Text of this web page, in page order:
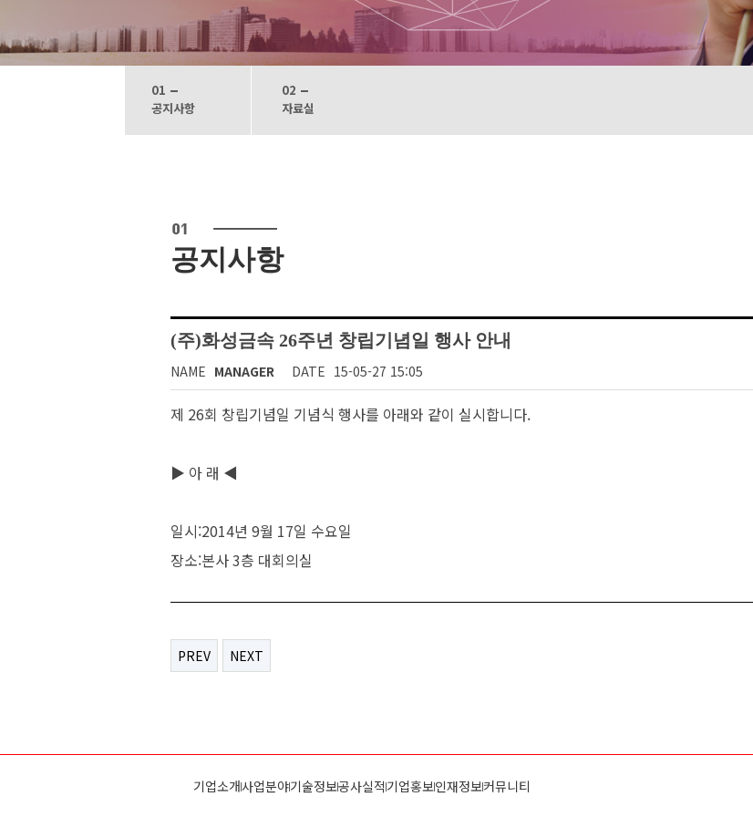
01
공지사항
02
자료실
공지사항
(주)화성금속 26주년 창립기념일 행사 안내
NAME MANAGER DATE 15-05-27 15:05
제 26회 창립기념일 기념식 행사를 아래와 같이 실시합니다.
▶ 아 래 ◀
일시:2014년 9월 17일 수요일
장소:본사 3층 대회의실
PREV NEXT
기업소개사업분야기술정보공사실적 기업홍보인재정보커뮤니티